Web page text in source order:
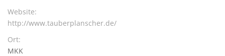
Website
http://www.tauberplanscher.de/
Ort
MKK